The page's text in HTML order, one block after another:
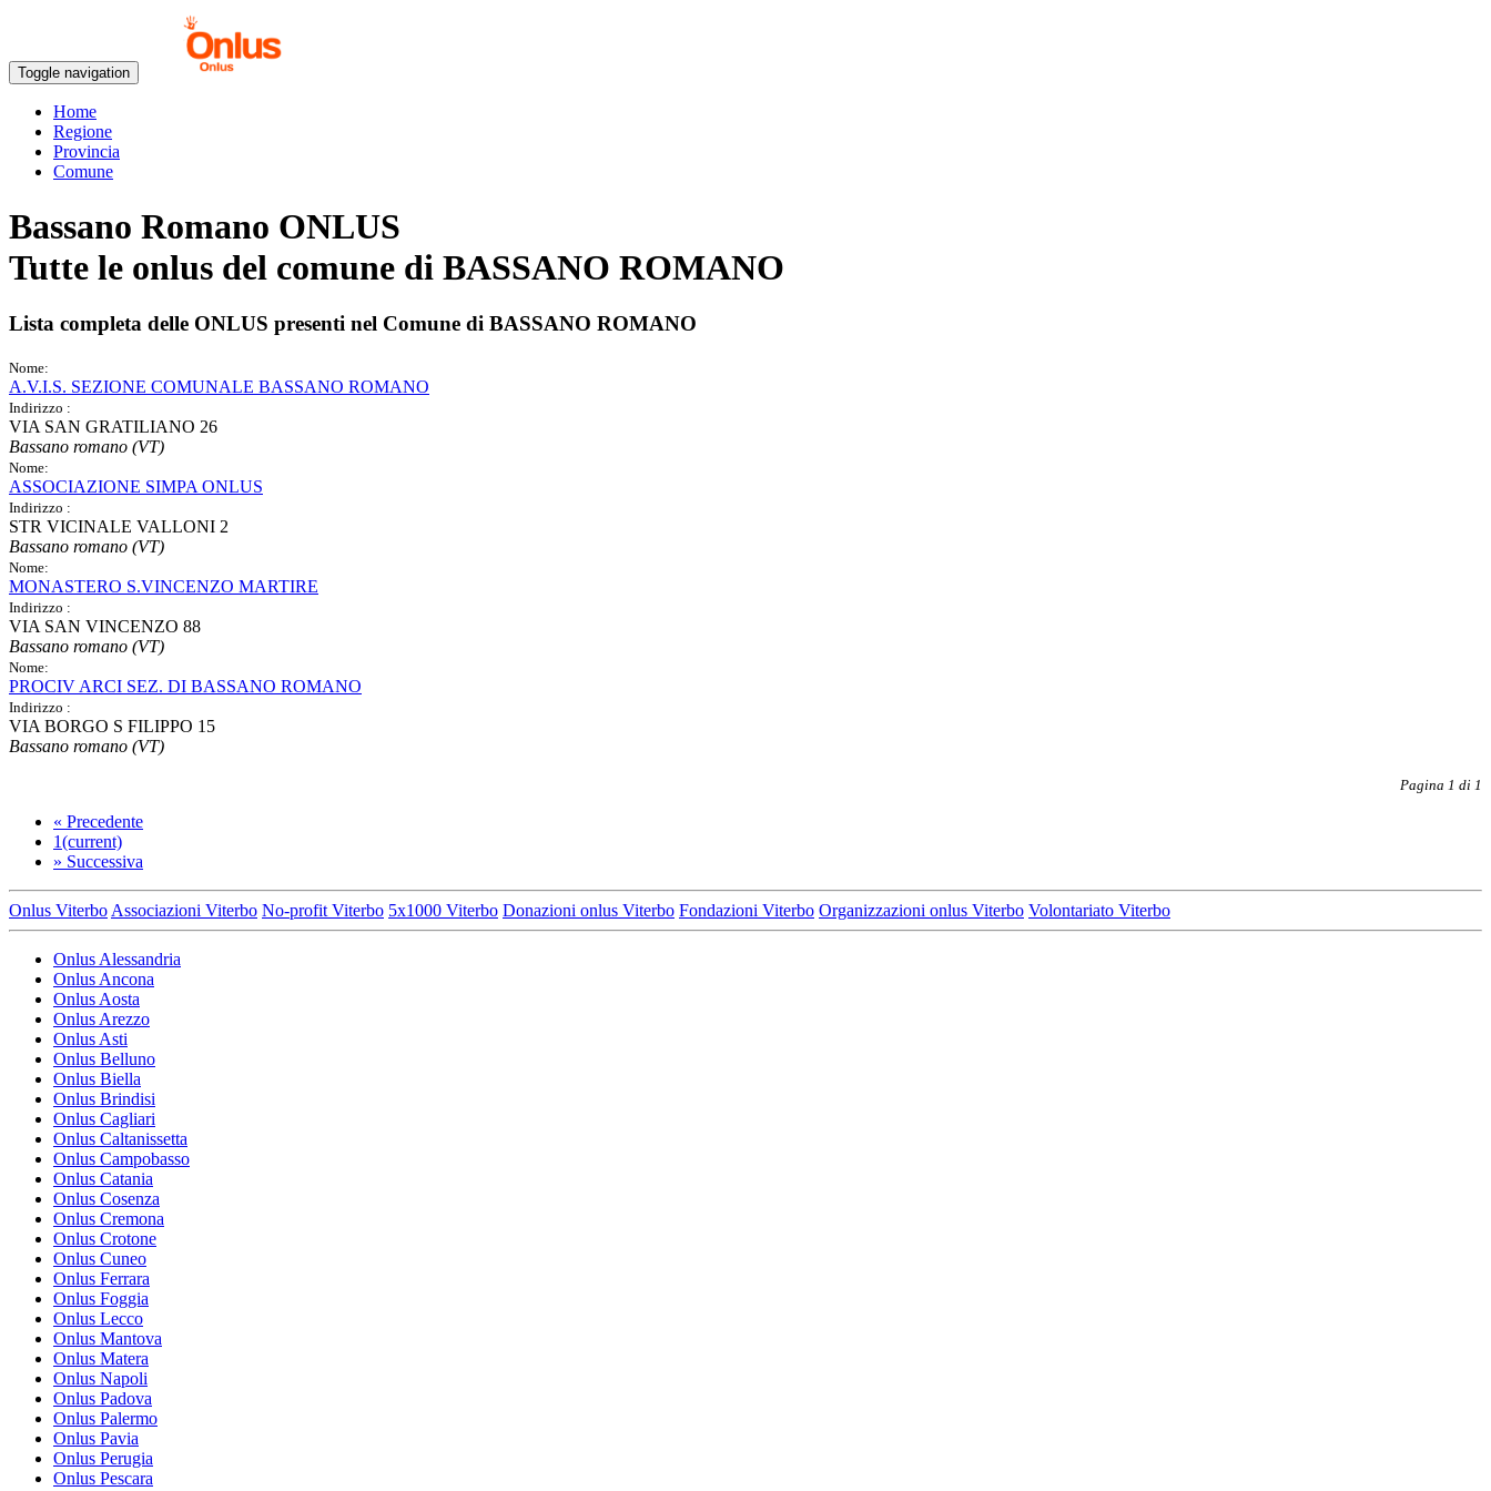
Toggle navigation
Home
Regione
Provincia
Comune
Bassano Romano ONLUS
Tutte le onlus del comune di BASSANO ROMANO
Lista completa delle ONLUS presenti nel Comune di BASSANO ROMANO
Nome:
A.V.I.S. SEZIONE COMUNALE BASSANO ROMANO
Indirizzo :
VIA SAN GRATILIANO 26
Bassano romano (VT)
Nome:
ASSOCIAZIONE SIMPA ONLUS
Indirizzo :
STR VICINALE VALLONI 2
Bassano romano (VT)
Nome:
MONASTERO S.VINCENZO MARTIRE
Indirizzo :
VIA SAN VINCENZO 88
Bassano romano (VT)
Nome:
PROCIV ARCI SEZ. DI BASSANO ROMANO
Indirizzo :
VIA BORGO S FILIPPO 15
Bassano romano (VT)
Pagina 1 di 1
« Precedente
1(current)
» Successiva
Onlus Viterbo Associazioni Viterbo No-profit Viterbo 5x1000 Viterbo Donazioni onlus Viterbo Fondazioni Viterbo Organizzazioni onlus Viterbo Volontariato Viterbo
Onlus Alessandria
Onlus Ancona
Onlus Aosta
Onlus Arezzo
Onlus Asti
Onlus Belluno
Onlus Biella
Onlus Brindisi
Onlus Cagliari
Onlus Caltanissetta
Onlus Campobasso
Onlus Catania
Onlus Cosenza
Onlus Cremona
Onlus Crotone
Onlus Cuneo
Onlus Ferrara
Onlus Foggia
Onlus Lecco
Onlus Mantova
Onlus Matera
Onlus Napoli
Onlus Padova
Onlus Palermo
Onlus Pavia
Onlus Perugia
Onlus Pescara